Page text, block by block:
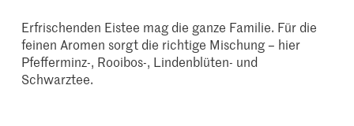
Erfrischenden Eistee mag die ganze Familie. Für die
feinen Aromen sorgt die richtige Mischung – hier
Pfefferminz-, Rooibos-, Lindenblüten- und
Schwarztee.